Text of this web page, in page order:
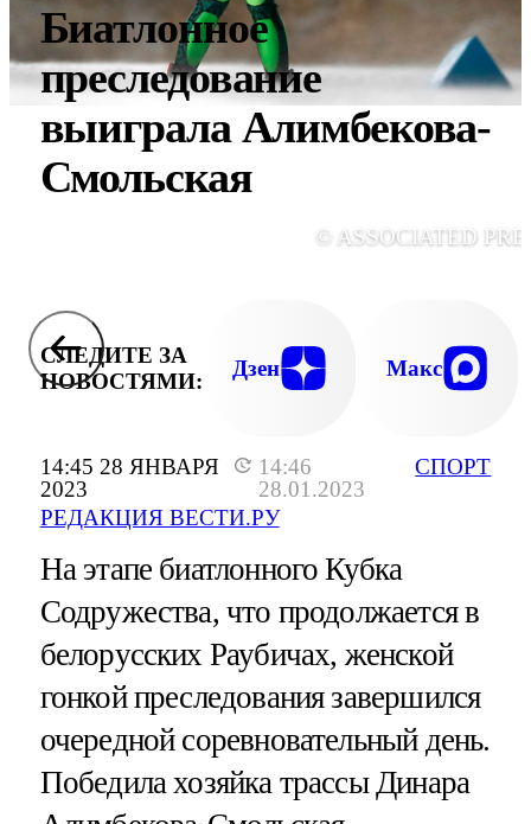
14:45 28 ЯНВАРЯ
2023
14:46
28.01.2023
РЕДАКЦИЯ ВЕСТИ.РУ
СПОРТ
Биатлонное
преследование
выиграла Алимбекова-
Смольская
© ASSOCIATED
СЛЕДИТЕ ЗА
НОВОСТЯМИ:
Дзен Макс
На этапе биатлонного Кубка
Содружества, что продолжается в
белорусских Раубичах, женской
гонкой преследования завершился
очередной соревновательный день.
Победила хозяйка трассы Динара